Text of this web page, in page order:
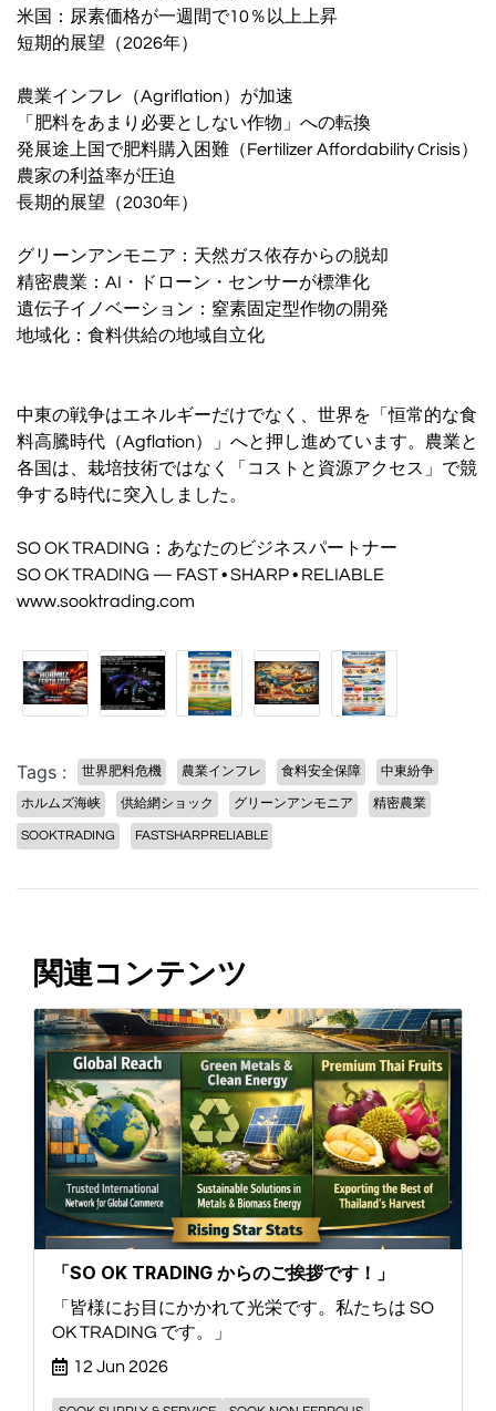
米国：尿素価格が一週間で10％以上上昇
短期的展望（2026年）
農業インフレ（Agriflation）が加速
「肥料をあまり必要としない作物」への転換
発展途上国で肥料購入困難（Fertilizer Affordability Crisis）
農家の利益率が圧迫
長期的展望（2030年）
グリーンアンモニア：天然ガス依存からの脱却
精密農業：AI・ドローン・センサーが標準化
遺伝子イノベーション：窒素固定型作物の開発
地域化：食料供給の地域自立化
中東の戦争はエネルギーだけでなく、世界を「恒常的な食
料高騰時代（Agflation）」へと押し進めています。農業と
各国は、栽培技術ではなく「コストと資源アクセス」で競
争する時代に突入しました。
SO OK TRADING：あなたのビジネスパートナー
SO OK TRADING — FAST • SHARP • RELIABLE
www.sooktrading.com
Tags : 世界肥料危機 農業インフレ 食料安全保障 中東紛争
ホルムズ海峡 供給網ショック グリーンアンモニア 精密農業
SOOKTRADING FASTSHARPRELIABLE
関連コンテンツ
「SO OK TRADING からのご挨拶です！」
「皆様にお目にかかれて光栄です。私たちは SO
OK TRADING です。」
12 Jun 2026